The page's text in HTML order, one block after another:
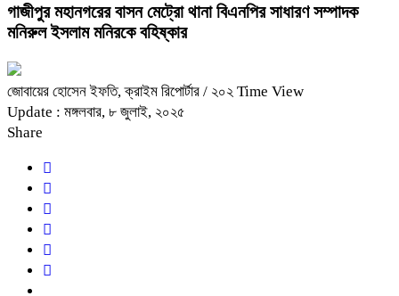
গাজীপুর মহানগরের বাসন মেট্রো থানা বিএনপির সাধারণ সম্পাদক
মনিরুল ইসলাম মনিরকে বহিষ্কার
জোবায়ের হোসেন ইফতি, ক্রাইম রিপোর্টার / ২০২ Time View
Update : মঙ্গলবার, ৮ জুলাই, ২০২৫
Share